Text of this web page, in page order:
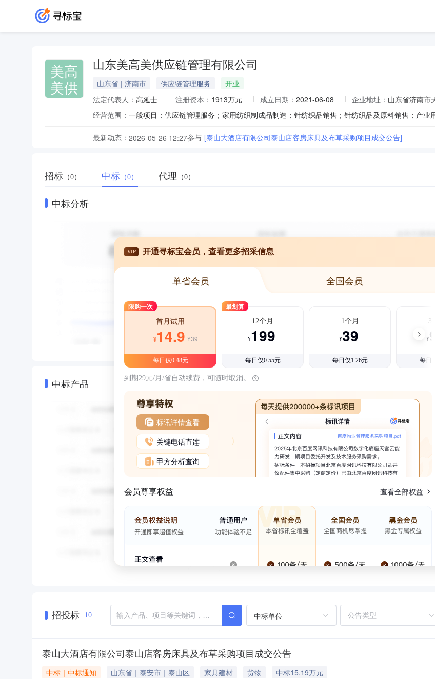
美高
美供
山东美高美供应链管理有限公司
山东省 | 济南市 供应链管理服务
开业
法定代表人： 高延士 注册资本： 1913万元 成立日期： 2021-06-08 企业地址： 山东省济南市
经营范围：
最新动态： 2026-05-26 12:27参与 [泰山大酒店有限公司泰山店客房床具及布草采购项目成交公告]
招标 （0） 中标 （0） 代理 （0）
中标分析
中标产品
VIP 开通寻标宝会员，查看更多招采信息
单省会员 全国会员
限购一次
首月试用
¥14.9 ¥39
每日仅0.48元
最划算
12个月
¥199
每日仅0.55元
1个月
¥39
每日仅1.26元
3
¥99
每日
到期29元/月/省自动续费，可随时取消。
标讯详情查看
关键电话直连
甲方分析查询
会员尊享权益 查看全部权益
招投标 10 中标单位
泰山大酒店有限公司泰山店客房床具及布草采购项目成交公告
中标｜中标通知 山东省｜泰安市｜泰山区 家具建材 货物
中标15.19万元